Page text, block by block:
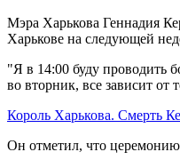
Мэра Харькова Геннадия
Харькове на следующей
"Я в 14:00 буду проводить
во вторник, все зависит от
Король Харькова. Смерть
Он отметил, что